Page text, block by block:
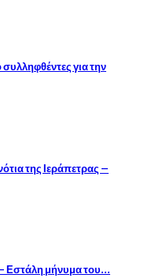
για την
της Ιεράπετρας –
Εστάλη μήνυμα του…